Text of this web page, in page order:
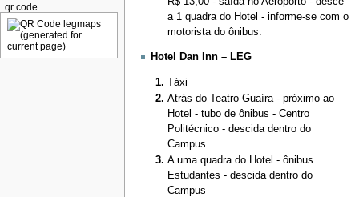
a 1 quadra do Hotel - informe-se com o
motorista do ônibus.
Hotel Dan Inn – LEG
Táxi
Atrás do Teatro Guaíra - próximo ao
Hotel - tubo de ônibus - Centro
Politécnico - descida dentro do
Campus.
A uma quadra do Hotel - ônibus
Estudantes - descida dentro do
Campus
qr code